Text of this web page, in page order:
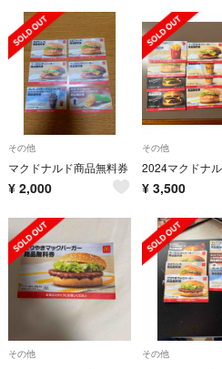
その他
マクドナルド商品無料券
¥ 2,000
その他
¥ 3,500
その他 その他